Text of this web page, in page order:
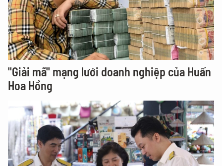
"Giải mã" mạng lưới doanh nghiệp của Huấn
Hoa Hồng